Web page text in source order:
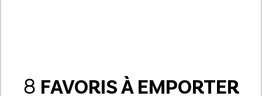
8 FAVORIS À EMPORTER